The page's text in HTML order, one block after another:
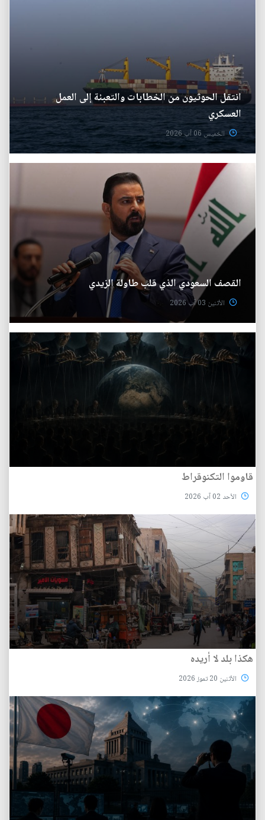
انتقل الحوثيون من الخطابات والتعبئة إلى العمل
العسكري
الخميس 06 آب 2026
القصف السعودي الذي قلب طاولة الزيدي
الأثنين 03 آب 2026
قاوموا التكنوقراط
الأحد 02 آب 2026
هكذا بلد لا أريده
الأثنين 20 تموز 2026